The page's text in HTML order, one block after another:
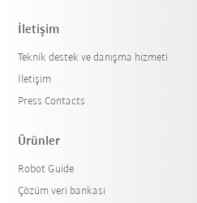
İletişim
Teknik destek ve danışma hizmeti
İletişim
Press Contacts
Ürünler
Robot Guide
Çözüm veri bankası